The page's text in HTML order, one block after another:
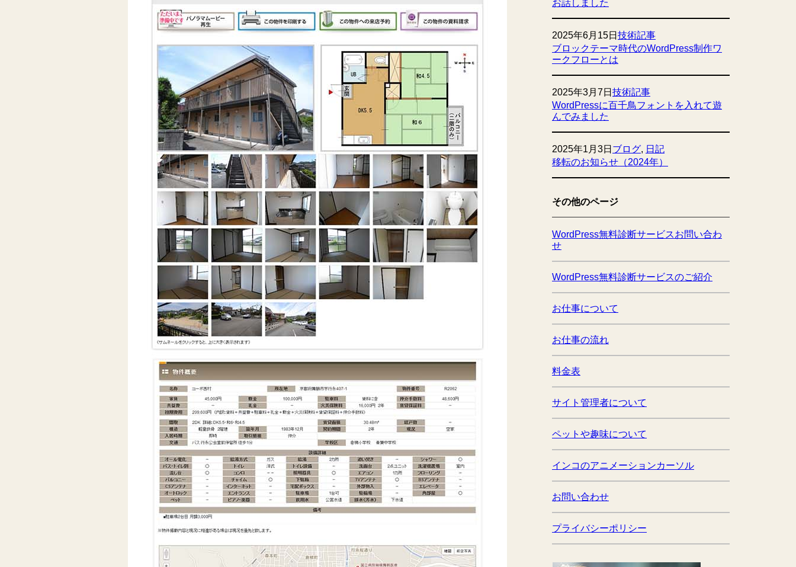
お話しました
2025年6月15日 技術記事
ブロックテーマ時代のWordPress制作ワ
ークフローとは
2025年3月7日 技術記事
WordPressに百千鳥フォントを入れて遊
んでみました
2025年1月3日 ブログ, 日記
移転のお知らせ（2024年）
その他のページ
WordPress無料診断サービスお問い合わ
せ
WordPress無料診断サービスのご紹介
お仕事について
お仕事の流れ
料金表
サイト管理者について
ペットや趣味について
インコのアニメーションカーソル
お問い合わせ
プライバシーポリシー